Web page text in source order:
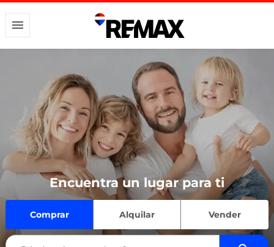
Encuentra un lugar para ti
Comprar Alquilar Vender